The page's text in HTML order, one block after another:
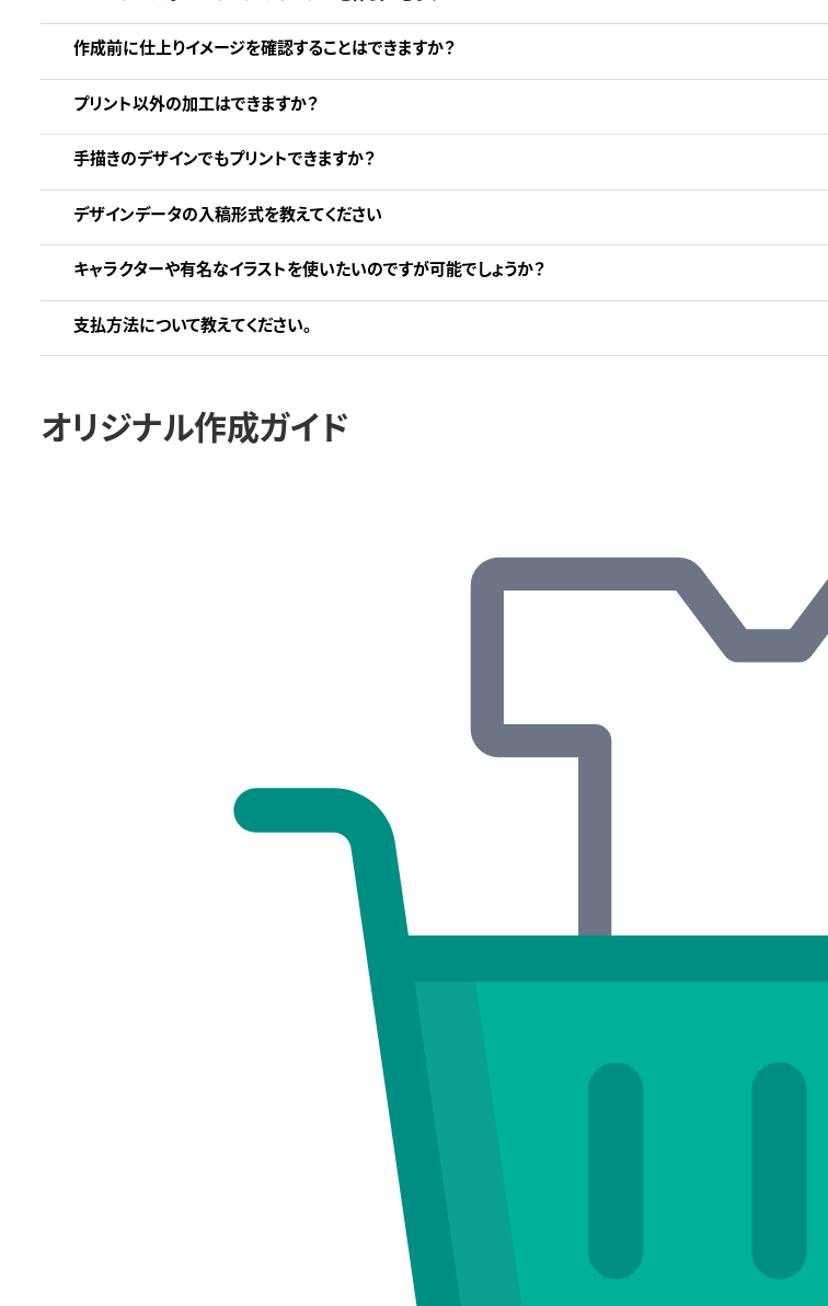
作成前に仕上りイメージを確認することはできますか？
プリント以外の加工はできますか？
手描きのデザインでもプリントできますか？
デザインデータの入稿形式を教えてください
キャラクターや有名なイラストを使いたいのですが可能でしょうか？
支払方法について教えてください。
オリジナル作成ガイド